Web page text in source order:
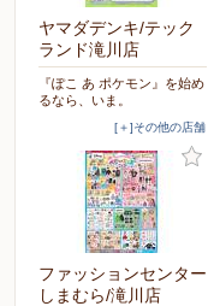
ヤマダデンキ/テック
ランド滝川店
『ぽこ あ ポケモン』を始め
るなら、いま。
[＋]その他の店舗
ファッションセンター
しまむら/滝川店